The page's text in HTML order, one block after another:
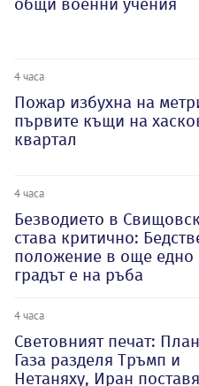
общи военни учения
4 часа
Пожар избухна на
първите къщи на
квартал
4 часа
Безводието в
става критично:
положение в още едно
градът е на ръба
4 часа
Световният печат:
Газа разделя Тръмп и
Нетаняху, Иран